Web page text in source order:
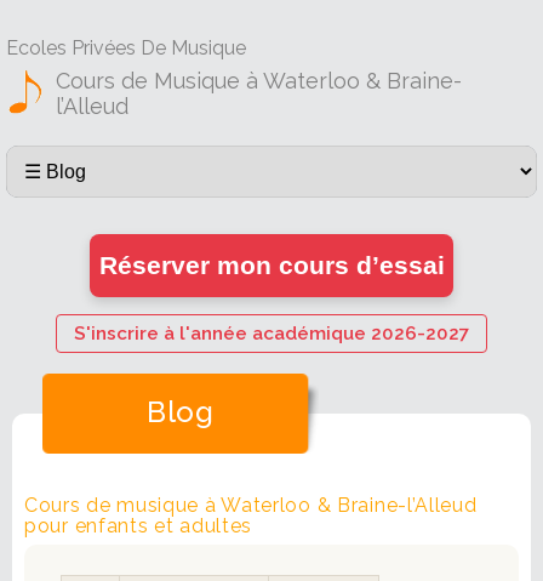
Ecoles Privées De Musique
Cours de Musique à Waterloo & Braine-
l’Alleud
Réserver mon cours d’essai
S'inscrire à l'année académique 2026-2027
Blog
Cours de musique à Waterloo & Braine-l’Alleud
pour enfants et adultes